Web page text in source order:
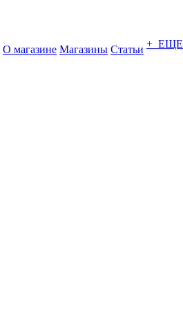
О магазине Магазины Статьи + ЕЩЕ